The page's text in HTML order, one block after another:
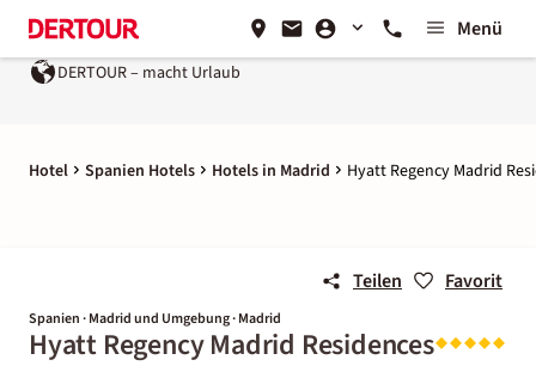
Menü
DERTOUR – macht Urlaub
Hotel Spanien Hotels Hotels in Madrid Hyatt Regency Madrid
Teilen Favorit
Spanien · Madrid und Umgebung · Madrid
Hyatt Regency Madrid Residences